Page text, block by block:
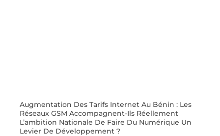
Augmentation Des Tarifs Internet Au Bénin : Les
Réseaux GSM Accompagnent-Ils Réellement
L’ambition Nationale De Faire Du Numérique Un
Levier De Développement ?